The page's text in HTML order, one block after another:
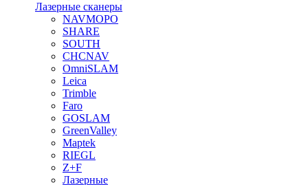
Лазерные сканеры
NAVMOPO
SHARE
SOUTH
CHCNAV
OmniSLAM
Leica
Trimble
Faro
GOSLAM
GreenValley
Maptek
RIEGL
Z+F
Лазерные